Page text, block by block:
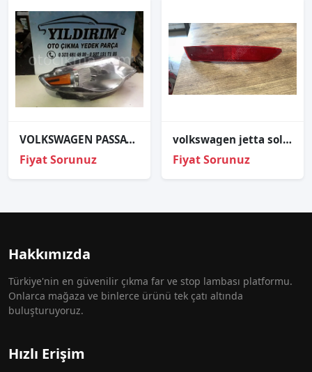
VOLKSWAGEN PASSAT CC SAĞ SOL FAR
Fiyat Sorunuz
volkswagen jetta sol arka tampon reflektörü 2011-2014
Fiyat Sorunuz
Hakkımızda
Türkiye'nin en güvenilir çıkma far ve stop lambası platformu.
Onlarca mağaza ve binlerce ürünü tek çatı altında
buluşturuyoruz.
Hızlı Erişim